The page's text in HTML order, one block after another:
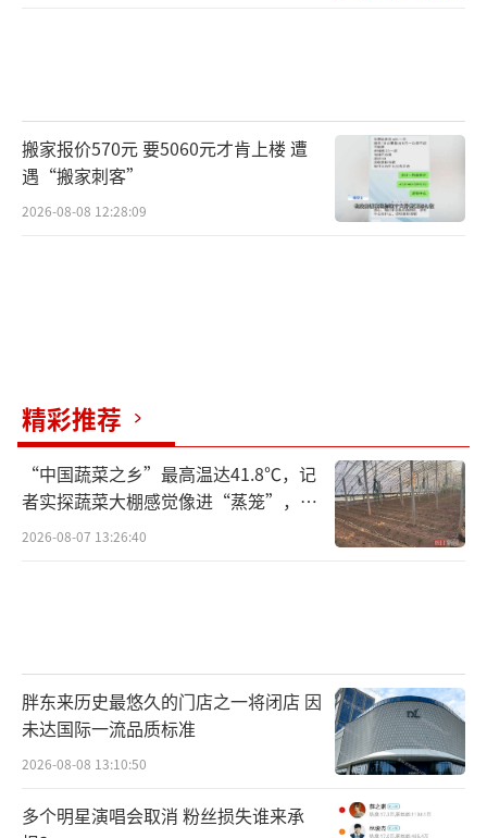
搬家报价570元 要5060元才肯上楼 遭
遇“搬家刺客”
2026-08-08 12:28:09
精彩推荐
“中国蔬菜之乡”最高温达41.8℃，记
者实探蔬菜大棚感觉像进“蒸笼”，有
村民称只能凌晨两点起来干活
2026-08-07 13:26:40
胖东来历史最悠久的门店之一将闭店 因
未达国际一流品质标准
2026-08-08 13:10:50
多个明星演唱会取消 粉丝损失谁来承